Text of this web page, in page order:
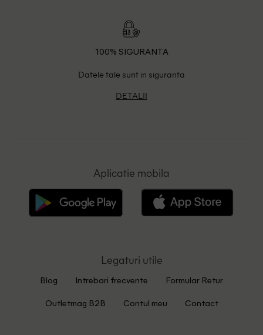
100% SIGURANTA
Datele tale sunt in siguranta
DETALII
Aplicatie mobila
Legaturi utile
Blog Intrebari frecvente Formular Retur
Outletmag B2B Contul meu Contact